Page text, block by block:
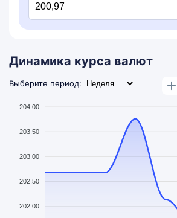
Динамика курса валют
Выберите период:
204.00
203.50
203.00
202.50
202.00